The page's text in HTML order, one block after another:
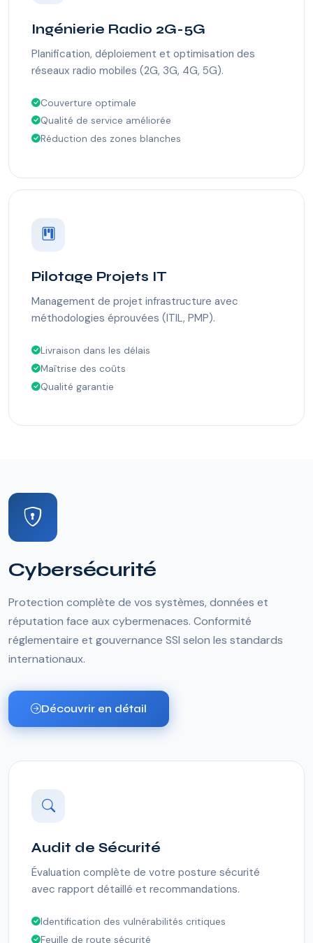
Ingénierie Radio 2G-5G
Planification, déploiement et optimisation des
réseaux radio mobiles (2G, 3G, 4G, 5G).
Couverture optimale
Qualité de service améliorée
Réduction des zones blanches
Pilotage Projets IT
Management de projet infrastructure avec
méthodologies éprouvées (ITIL, PMP).
Livraison dans les délais
Maîtrise des coûts
Qualité garantie
Cybersécurité
Protection complète de vos systèmes, données et
réputation face aux cybermenaces. Conformité
réglementaire et gouvernance SSI selon les standards
internationaux.
Découvrir en détail
Audit de Sécurité
Évaluation complète de votre posture sécurité
avec rapport détaillé et recommandations.
Identification des vulnérabilités critiques
Feuille de route sécurité